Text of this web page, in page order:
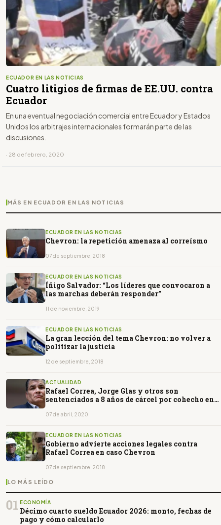
ECUADOR EN LAS NOTICIAS
Cuatro litigios de firmas de EE.UU. contra
Ecuador
En una eventual negociación comercial entre Ecuador y Estados
Unidos los arbitrajes internacionales formarán parte de las
discusiones.
· 28 de febrero, 2020
MÁS EN ECUADOR EN LAS NOTICIAS
ECUADOR EN LAS NOTICIAS
Chevron: la repetición amenaza al correísmo
07 de septiembre, 2018
ECUADOR EN LAS NOTICIAS
Íñigo Salvador: “Los líderes que convocaron a
las marchas deberán responder”
11 de noviembre, 2019
ECUADOR EN LAS NOTICIAS
La gran lección del tema Chevron: no volver a
politizar la justicia
12 de septiembre, 2018
ACTUALIDAD
Rafael Correa, Jorge Glas y otros son
sentenciados a 8 años de cárcel por cohecho en
07 de abril, 2020
ECUADOR EN LAS NOTICIAS
Gobierno advierte acciones legales contra
Rafael Correa en caso Chevron
07 de septiembre, 2018
LO MÁS LEÍDO
01 ECONOMÍA
Décimo cuarto sueldo Ecuador 2026: monto, fechas de
pago y cómo calcularlo